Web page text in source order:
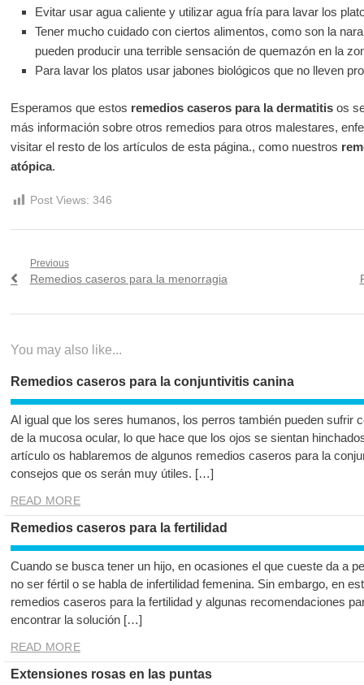
Evitar usar agua caliente y utilizar agua fría para lavar los
Tener mucho cuidado con ciertos alimentos, como son la
pueden producir una terrible sensación de quemazón en la
Para lavar los platos usar jabones biológicos que no lleven
Esperamos que estos remedios caseros para la dermatitisos
más información sobre otros remedios para otros malestares,
visitar el resto de los artículos de esta página., como nuestros
atópica.
Post Views: 346
Navegación
Previous
Previous
Remedios caseros para la menorragia
You may also like...
Remedios caseros para la conjuntivitis canina
Al igual que los seres humanos, los perros también pueden sufrir
de la mucosa ocular, lo que hace que los ojos se sientan
artículo os hablaremos de algunos remedios caseros para la
consejos que os serán muy útiles. […]
READ MORE
Remedios caseros para la fertilidad
Cuando se busca tener un hijo, en ocasiones el que cueste da a
no ser fértil o se habla de infertilidad femenina. Sin embargo, en
remedios caseros para la fertilidad y algunas recomendaciones
encontrar la solución […]
READ MORE
Extensiones rosas en las puntas